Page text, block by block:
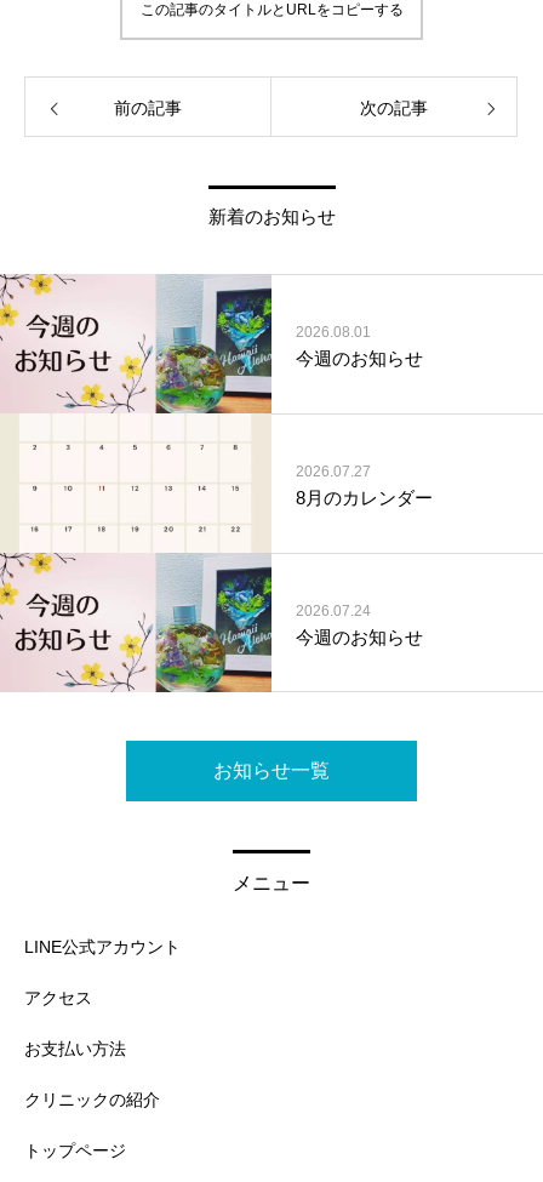
この記事のタイトルとURLをコピーする
前の記事 次の記事
新着のお知らせ
2026.08.01
今週のお知らせ
2026.07.27
8月のカレンダー
2026.07.24
今週のお知らせ
お知らせ一覧
メニュー
LINE公式アカウント
アクセス
お支払い方法
クリニックの紹介
トップページ